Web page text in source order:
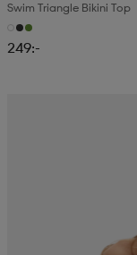
Swim Triangle Bikini Top
249:-